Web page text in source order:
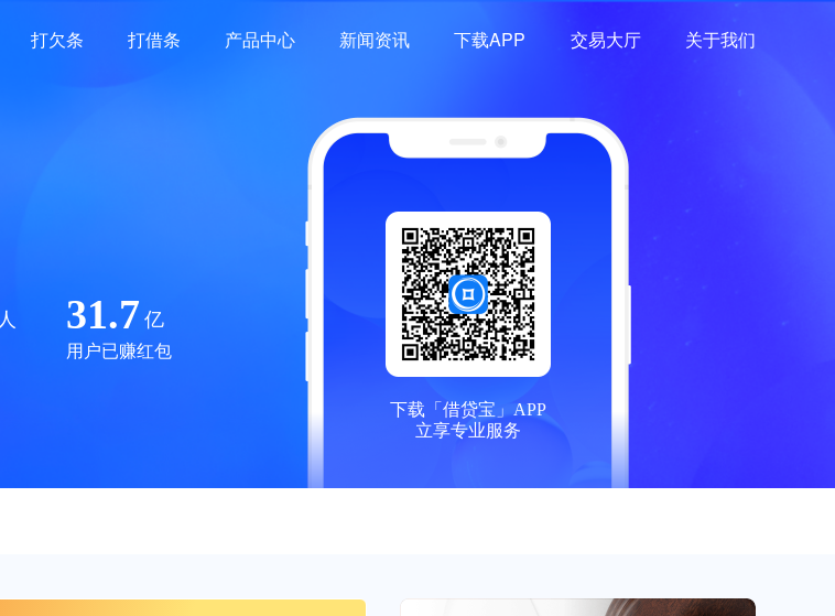
打欠条 打借条 产品中心 新闻资讯 下载APP 交易大厅 关于我们
31.7 亿
用户已赚红包
下载「借贷宝」APP
立享专业服务